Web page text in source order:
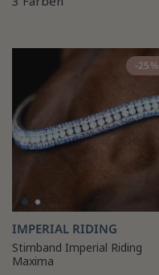
-25%
IMPERIAL RIDING
Stirnband Imperial Riding
Maxima